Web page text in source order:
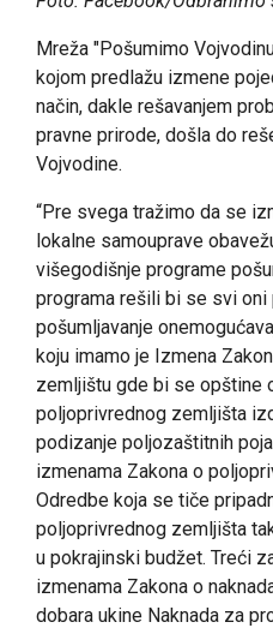
Mreža "Pošumimo
kojom predlažu izmene
način, dakle rešavanjem
pravne prirode, došla do
Vojvodine.
“Pre svega tražimo da se
lokalne samouprave
višegodišnje programe
programa rešili bi se svi
pošumljavanje
koju imamo je Izmena
zemljištu gde bi se opštine
poljoprivrednog zemljišta
podizanje poljozaštitnih
izmenama Zakona o
Odredbe koja se tiče
poljoprivrednog zemljišta
u pokrajinski budžet. Treći
izmenama Zakona o
dobara ukine Naknada za